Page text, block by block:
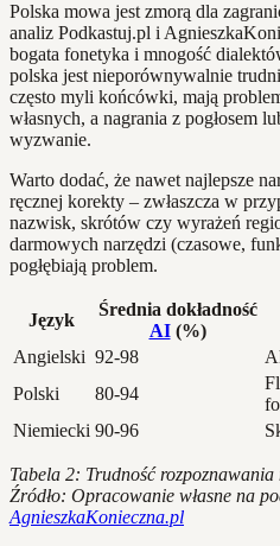
Polska mowa jest zmorą dla
analiz Podkastuj.pl i
bogata fonetyka i mnogość
polska jest nieporównywalnie
często myli końcówki, mają
własnych, a nagrania z pogłosem
wyzwanie.
Warto dodać, że nawet najlepsze
ręcznej korekty – zwłaszcza w
nazwisk, skrótów czy wyrażeń
darmowych narzędzi (czasowe,
pogłębiają problem.
Język
Średnia dokładność
AI(%)
Angielski 92-98
Polski
80-94
Niemiecki 90-96
Tabela 2: Trudność
Źródło: Opracowanie własne na
AgnieszkaKonieczna.pl